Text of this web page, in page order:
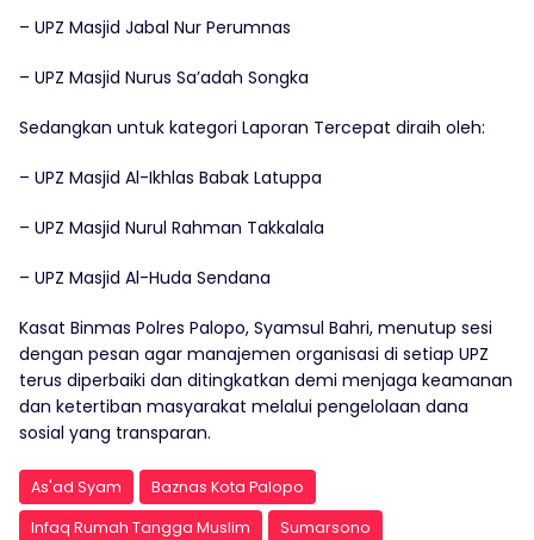
– UPZ Masjid Jabal Nur Perumnas
– UPZ Masjid Nurus Sa’adah Songka
Sedangkan untuk kategori Laporan Tercepat diraih oleh:
– UPZ Masjid Al-Ikhlas Babak Latuppa
– UPZ Masjid Nurul Rahman Takkalala
– UPZ Masjid Al-Huda Sendana
Kasat Binmas Polres Palopo, Syamsul Bahri, menutup sesi
dengan pesan agar manajemen organisasi di setiap UPZ
terus diperbaiki dan ditingkatkan demi menjaga keamanan
dan ketertiban masyarakat melalui pengelolaan dana
sosial yang transparan.
As'ad Syam
Baznas Kota Palopo
Infaq Rumah Tangga Muslim
Sumarsono